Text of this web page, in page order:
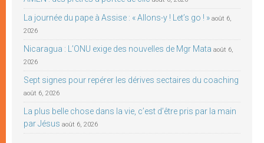
La journée du pape à Assise : « Allons-y ! Let’s go ! » août 6,
2026
Nicaragua : L’ONU exige des nouvelles de Mgr Mata août 6,
2026
Sept signes pour repérer les dérives sectaires du coaching
août 6, 2026
La plus belle chose dans la vie, c’est d’être pris par la main
par Jésus août 6, 2026